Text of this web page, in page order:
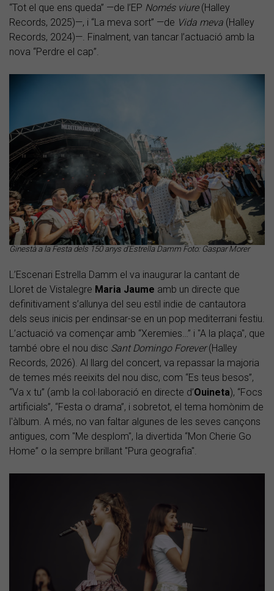
“Tot el que ens queda” —de l’EP Només viure(Halley
Records, 2025)—, i “La meva sort” —de Vida meva (Halley
Records, 2024)—. Finalment, van tancar l’actuació amb la
nova “Perdre el cap”.
Ginestà a la Festa dels 150 anys d'Estrella Damm Foto: Gaspar Morer
L’Escenari Estrella Damm el va inaugurar la cantant de
Lloret de Vistalegre Maria Jaume amb un directe que
definitivament s’allunya del seu estil indie de cantautora
dels seus inicis per endinsar-se en un pop mediterrani festiu.
L’actuació va començar amb “Xeremies…” i "A la plaça", que
també obre el nou disc Sant Domingo Forever(Halley
Records, 2026). Al llarg del concert, va repassar la majoria
de temes més reeixits del nou disc, com “Es teus besos”,
“Va x tu” (amb la col·laboració en directe d’Ouineta), “Focs
artificials”, “Festa o drama”, i sobretot, el tema homònim de
l'àlbum. A més, no van faltar algunes de les seves cançons
antigues, com "Me desplom", la divertida “Mon Cherie Go
Home” o la sempre brillant "Pura geografia".